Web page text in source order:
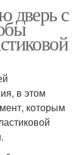
дверь с
в этом
которым